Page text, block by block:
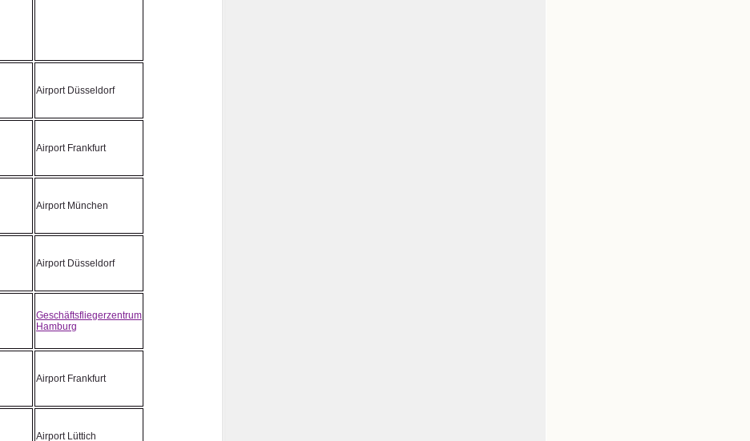
Airport Düsseldorf
Airport Frankfurt
Airport München
Airport Düsseldorf
Geschäftsfliegerzentrum
Hamburg
Airport Frankfurt
Airport Lüttich